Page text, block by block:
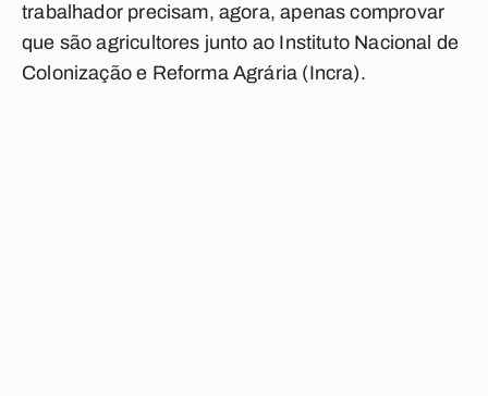
trabalhador precisam, agora, apenas comprovar
que são agricultores junto ao Instituto Nacional de
Colonização e Reforma Agrária (Incra).